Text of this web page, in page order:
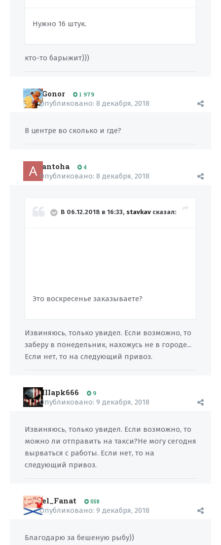
Нужно 16 штук.
кто-то барыжит)))
Gonor 1 979
Опубликовано: 8 декабря, 2018
В центре во сколько и где?
antoha 4
Опубликовано: 8 декабря, 2018
В 06.12.2018 в 16:33, stavkav сказал:
Это воскресенье заказываете?
Извиняюсь, только увидел. Если возможно, то
заберу в понедельник, нахожусь не в городе...
Если нет, то на следующий привоз.
IIIapk666 9
Опубликовано: 9 декабря, 2018
Извиняюсь, только увидел. Если возможно, то
можно ли отправить на такси?Не могу сегодня
вырваться с работы. Если нет, то на
следующий привоз.
el_Fanat 558
Опубликовано: 9 декабря, 2018
Благодарю за бешеную рыбу))